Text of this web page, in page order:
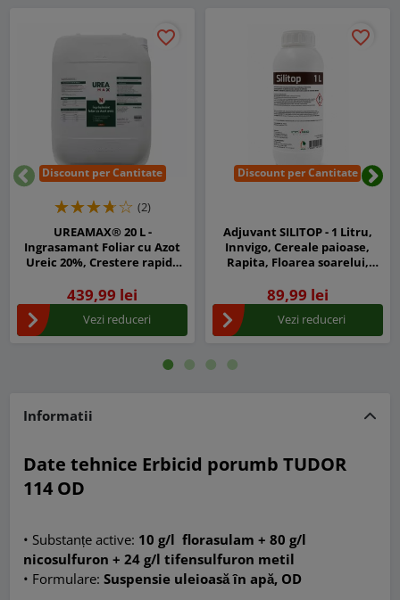
Discount per Cantitate
favorite_border
(2)
UREAMAX® 20 L -
Ingrasamant Foliar cu Azot
Ureic 20%, Crestere rapida
Cereale, Pomi si Vita de Vie
439,99 lei
Vezi reduceri
Discount per Cantitate
favorite_border
Adjuvant SILITOP - 1 Litru,
Innvigo, Cereale paioase,
Rapita, Floarea soarelui,
89,99 lei
Vezi reduceri
Inapoi
Informatii
Date tehnice Erbicid porumb TUDOR
114 OD
• Substanțe active: 10 g/l florasulam + 80 g/l
nicosulfuron + 24 g/l tifensulfuron metil
• Formulare: Suspensie uleioasă în apă, OD